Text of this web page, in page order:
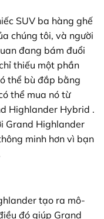
SUV ba hàng ghế
chúng tôi, và người
đang bám đuổi
thiếu một phần
thể bù đắp bằng
thể mua nó từ
Highlander Hybrid .
Grand Highlander
minh hơn vì bạn
tạo ra mô-
đó giúp Grand